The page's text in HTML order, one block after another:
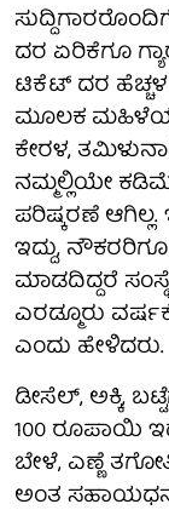
ದರ ಏರಿಕೆಗೂ
ಟಿಕೆಟ್ ದರ
ಮೂಲಕ
ಕೇರಳ,
ನಮ್ಮಲ್ಲಿಯೇ
ಪರಿಷ್ಕರಣೆ
ಇದ್ದು,
ಮಾಡದಿದ್ದರೆ
ಎರಡ್ಮೂರು
ಎಂದು ಹೇಳಿದರು.
ಡೀಸೆಲ್‌, ಅಕ್ಕಿ,
100 ರೂಪಾಯಿ
ಬೇಳೆ, ಎಣ್ಣೆ
ಅಂತ ಸಹಾಯಧನ